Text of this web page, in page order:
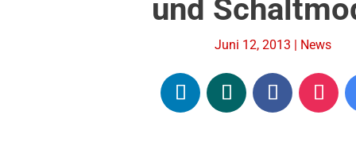
und
Juni 12, 2013 News